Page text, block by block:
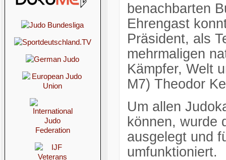
benachbarten
Ehrengast
Präsident, als
mehrmaligen
Kämpfer, Welt
M7) Theodor
Um allen
können, wurde
ausgelegt und
umfunktioniert.